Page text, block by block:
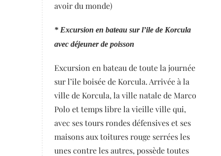
avoir du monde)
* Excursion en bateau sur l’ile de Korcula
avec déjeuner de poisson
Excursion en bateau de toute la journée
sur l’ile boisée de Korcula. Arrivée à la
ville de Korcula, la ville natale de Marco
Polo et temps libre la vieille ville qui,
avec ses tours rondes défensives et ses
maisons aux toitures rouge serrées les
unes contre les autres, possède toutes